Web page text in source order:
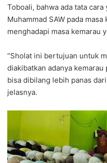
Toboali, bahwa ada tata
Muhammad SAW pada
menghadapi masa kemarau
“Sholat ini bertujuan untuk
diakibatkan adanya kemarau
bisa dibilang lebih panas
jelasnya.